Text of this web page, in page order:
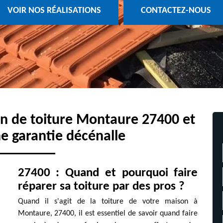
VOIR NOS RÉALISATIONS CONTACTEZ-NOUS
de toiture Montaure 27400 et
garantie décénalle
27400 : Quand et pourquoi faire
réparer sa toiture par des pros ?
Quand il s'agit de la toiture de votre maison à
Montaure, 27400, il est essentiel de savoir quand faire